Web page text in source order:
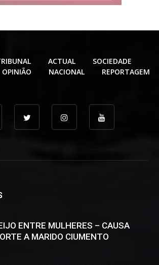
ACTUAL
SOCIEDADE
OPINIÃO NACIONAL REPORTAGEM
ENTRE MULHERES – CAUSA
A MARIDO CIUMENTO